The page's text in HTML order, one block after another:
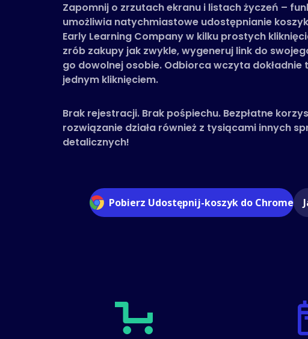
Zapomnij o zrzutach ekranu i listach życzeń –
umożliwia natychmiastowe udostępnianie
Early Learning Company w kilku prostych
zrób zakupy jak zwykle, wygeneruj link do
go dowolnej osobie. Odbiorca wczyta dokładnie
jednym kliknięciem.
Brak rejestracji. Brak pośpiechu. Bezpłatne
rozwiązanie działa również z tysiącami innych
detalicznych!
Pobierz Udostępnij-koszyk do Chrome